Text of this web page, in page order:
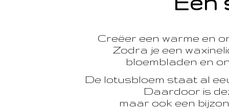
Creëer een warme en
Zodra je een
bloembladen en
De lotusbloem staat al
Daardoor is
maar ook een